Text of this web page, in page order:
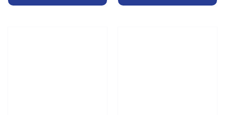
40x40mm